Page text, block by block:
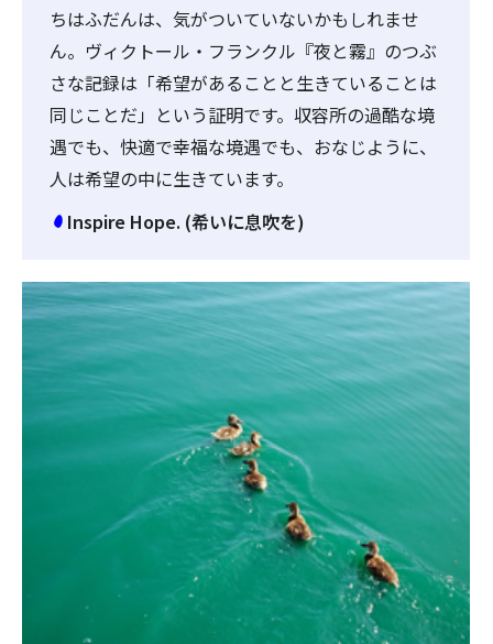
ちはふだんは、気がついていないかもしれませ
ん。ヴィクトール・フランクル『夜と霧』のつぶ
さな記録は「希望があることと生きていることは
同じことだ」という証明です。収容所の過酷な境
遇でも、快適で幸福な境遇でも、おなじように、
人は希望の中に生きています。
Inspire Hope. (希いに息吹を)